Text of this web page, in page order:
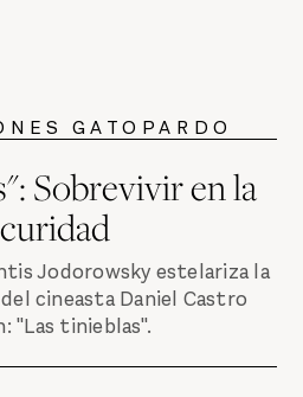
GATOPARDO
Sobrevivir en la
Jodorowsky estelariza la
cineasta Daniel Castro
"Las tinieblas".